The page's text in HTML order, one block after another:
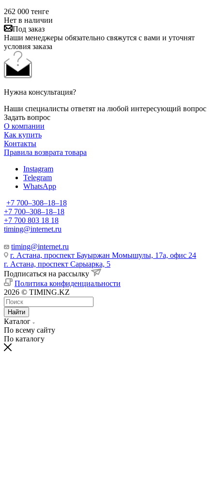
262 000 тенге
Нет в наличии
Под заказ
Наши менеджеры обязательно свяжутся с вами и уточнят
условия заказа
Нужна консультация?
Наши специалисты ответят на любой интересующий вопрос
Задать вопрос
О компании
Как купить
Контакты
Правила возврата товара
Instagram
Telegram
WhatsApp
+7 700‒308‒18‒18
+7 700‒308‒18‒18
+7 700 803 18 18
timing@internet.ru
timing@internet.ru
г. Астана, проспект Бауыржан Момышулы, 17а, офис 24
г. Астана, проспект Сарыарка, 5
Подписаться на рассылку
Политика конфиденциальности
2026 © TIMING.KZ
Найти
Каталог
По всему сайту
По каталогу